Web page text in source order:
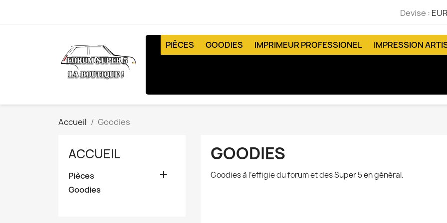
Devise :
PIÈCES GOODIES IMPRIMEUR PROFESSIONEL IMPRESSION
Accueil Goodies
ACCUEIL
Pièces 
Goodies
GOODIES
Goodies à l’effigie du forum et des Super 5 en général.